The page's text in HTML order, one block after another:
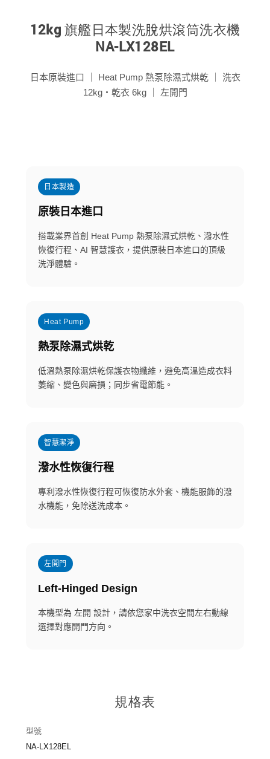
12kg 旗艦日本製洗脫烘滾筒洗衣機
NA-LX128EL
日本原裝進口 ｜ Heat Pump 熱泵除濕式烘乾 ｜ 洗衣
12kg・乾衣 6kg ｜ 左開門
日本製造
原裝日本進口
搭載業界首創 Heat Pump 熱泵除濕式烘乾、潑水性
恢復行程、AI 智慧護衣，提供原裝日本進口的頂級
洗淨體驗。
Heat Pump
熱泵除濕式烘乾
低溫熱泵除濕烘乾保護衣物纖維，避免高溫造成衣料
萎縮、變色與磨損；同步省電節能。
智慧潔淨
潑水性恢復行程
專利潑水性恢復行程可恢復防水外套、機能服飾的潑
水機能，免除送洗成本。
左開門
Left-Hinged Design
本機型為 左開 設計，請依您家中洗衣空間左右動線
選擇對應開門方向。
規格表
型號
NA-LX128EL